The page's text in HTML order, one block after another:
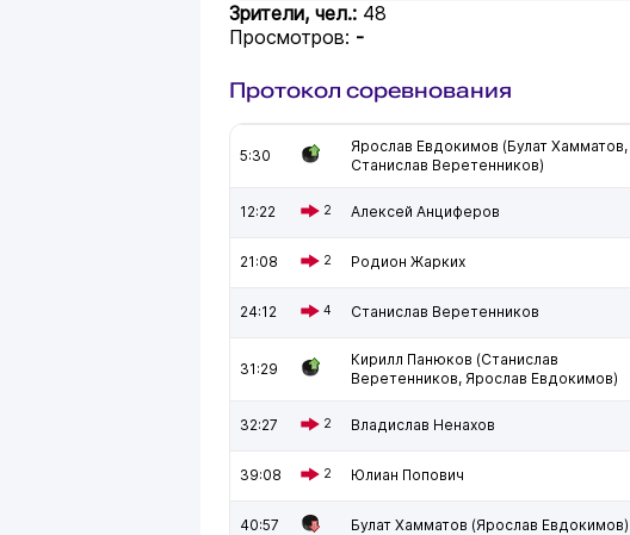
Зрители, чел.: 48
Просмотров: -
Протокол соревнования
5:30
Ярослав Евдокимов (Булат Хамматов,
Станислав Веретенников)
12:22 2 Алексей Анциферов
21:08 2 Родион Жарких
24:12 4 Станислав Веретенников
31:29
Кирилл Панюков (Станислав
Веретенников, Ярослав Евдокимов)
32:27 2 Владислав Ненахов
39:08 2 Юлиан Попович
40:57 Булат Хамматов (Ярослав Евдокимов)